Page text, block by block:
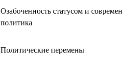
Озабоченность статусом и
политика
Политические перемены